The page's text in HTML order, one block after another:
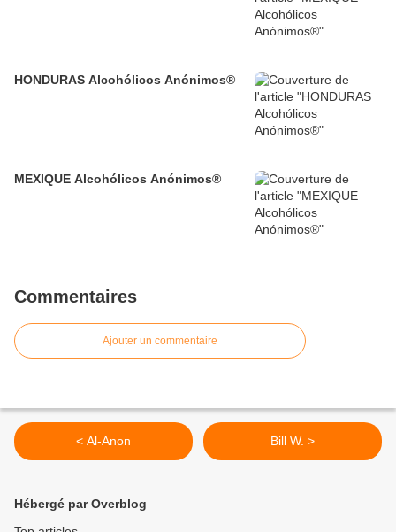
HONDURAS Alcohólicos Anónimos®
MEXIQUE Alcohólicos Anónimos®
Commentaires
Ajouter un commentaire
< Al-Anon Bill W. >
Hébergé par Overblog